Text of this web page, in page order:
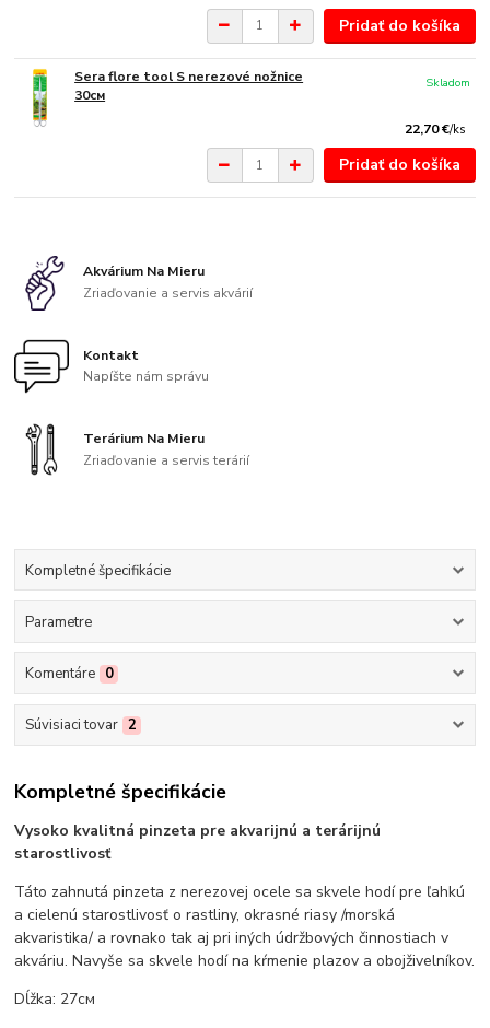
Pridať do košíka
Sera flore tool S nerezové nožnice
30см
22,70 €/ks
Skladom
Pridať do košíka
Akvárium Na Mieru
Zriaďovanie a servis akvárií
Kontakt
Napíšte nám správu
Terárium Na Mieru
Zriaďovanie a servis terárií
Kompletné špecifikácie
Parametre
Komentáre 0
Súvisiaci tovar 2
Kompletné špecifikácie
Vysoko kvalitná pinzeta pre akvarijnú a terárijnú
starostlivosť
Táto zahnutá pinzeta z nerezovej ocele sa skvele hodí pre ľahkú
a cielenú starostlivosť o rastliny, okrasné riasy /morská
akvaristika/ a rovnako tak aj pri iných údržbových činnostiach v
akváriu. Navyše sa skvele hodí na kŕmenie plazov a obojživelníkov.
Dĺžka: 27см